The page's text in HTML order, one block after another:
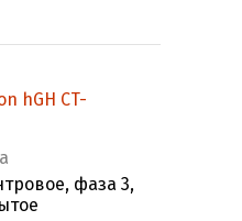
hGH CT-
фаза 3,